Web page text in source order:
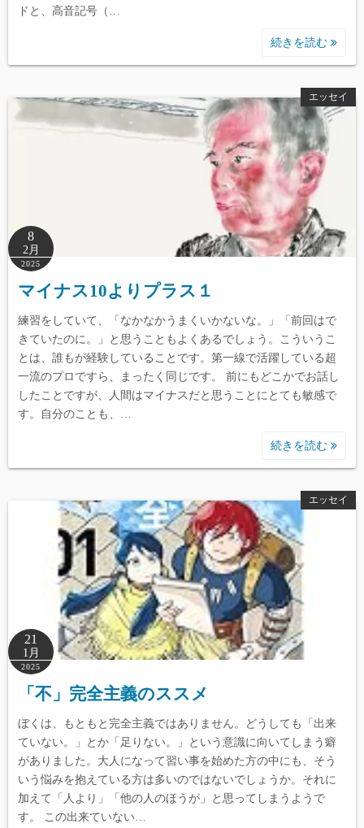
ドと、高音記号（…
続きを読む
エッセイ
8
2月
2025
マイナス10よりプラス１
練習をしていて、「なかなかうまくいかないな。」「前回はで
きていたのに。」と思うこともよくあるでしょう。こういうこ
とは、誰もが経験していることです。第一線で活躍している超
一流のプロですら、まったく同じです。 前にもどこかでお話し
したことですが、人間はマイナスだと思うことにとても敏感で
す。自分のことも、…
続きを読む
エッセイ
21
1月
2025
「不」完全主義のススメ
ぼくは、もともと完全主義ではありません。どうしても「出来
ていない。」とか「足りない。」という意識に向いてしまう癖
がありました。大人になって習い事を始めた方の中にも、そう
いう悩みを抱えている方は多いのではないでしょうか。それに
加えて「人より」「他の人のほうが」と思ってしまうようで
す。 この出来ていない…